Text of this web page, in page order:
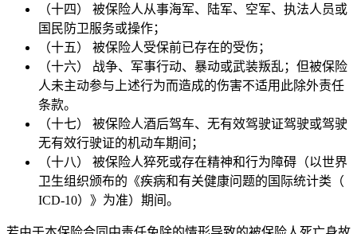
（十四） 被保险人从事海军、陆军、空军、执法人员或
国民防卫服务或操作；
（十五） 被保险人受保前已存在的受伤；
（十六） 战争、军事行动、暴动或武装叛乱；但被保险
人未主动参与上述行为而造成的伤害不适用此除外责任
条款。
（十七） 被保险人酒后驾车、无有效驾驶证驾驶或驾驶
无有效行驶证的机动车期间；
（十八） 被保险人猝死或存在精神和行为障碍（以世界
卫生组织颁布的《疾病和有关健康问题的国际统计类（
ICD-10）》为准）期间。